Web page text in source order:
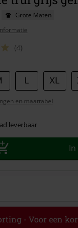
Grote Maten
(4)
XL
en maattabel
leverbaar
- Voor een